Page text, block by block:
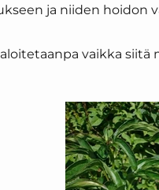
ja niiden hoidon
vaikka siitä